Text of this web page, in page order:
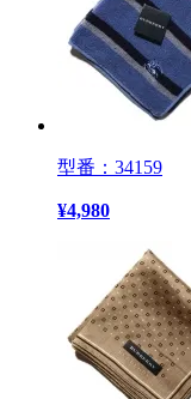
型番：34159
¥4,980